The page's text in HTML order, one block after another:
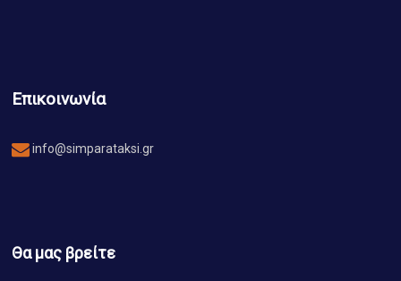
Επικοινωνία
info@simparataksi.gr
Θα μας βρείτε